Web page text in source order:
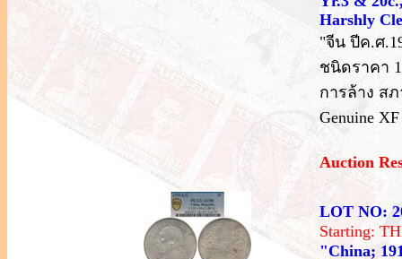
Harshly
"จีน ปีค.ศ
ชนิดราคา
การล้าง สภ
Genuine
Auction
LOT NO:
Starting:
"China;